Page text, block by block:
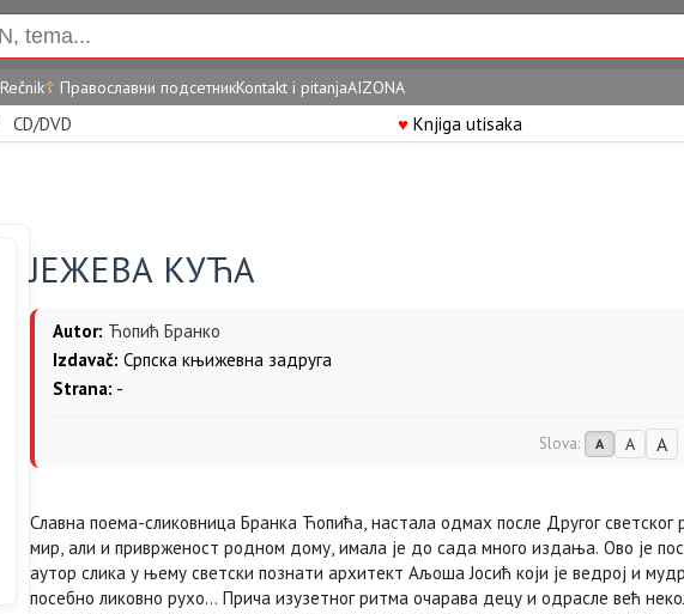
Rečnik☦ Православни подсетникKontakt i pitanjaAIZONA
CD/DVD ♥Knjiga utisaka
ЈЕЖЕВА КУЋА
Autor: Ћопић Бранко
Izdavač: Српска књижевна задруга
Strana: -
Slova: A A A
Славна поема-сликовница Бранка Ћопића, настала одмах после Другог светског
мир, али и приврженост родном дому, имала је до сада много издања. Ово је
аутор слика у њему светски познати архитект Аљоша Јосић који је ведрој и
посебно ликовно рухо… Прича изузетног ритма очарава децу и одрасле већ